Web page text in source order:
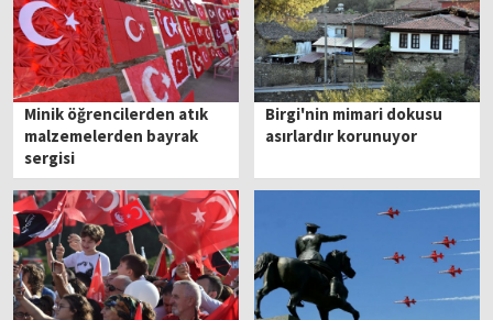
Minik öğrencilerden atık
malzemelerden bayrak
sergisi
Birgi'nin mimari dokusu
asırlardır korunuyor